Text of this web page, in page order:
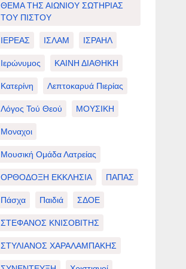
ΘΕΜΑ ΤΗΣ ΑΙΩΝΙΟΥ ΣΩΤΗΡΙΑΣ
ΤΟΥ ΠΙΣΤΟΥ
ΙΕΡΕΑΣ ΙΣΛΑΜ ΙΣΡΑΗΛ
Ιερώνυμος ΚΑΙΝΗ ΔΙΑΘΗΚΗ
Κατερίνη Λεπτοκαρυά Πιερίας
Λόγος Τού Θεού ΜΟΥΣΙΚΗ
Μοναχοι
Μουσική Ομάδα Λατρείας
ΟΡΘΟΔΟΞΗ ΕΚΚΛΗΣΙΑ ΠΑΠΑΣ
Πάσχα Παιδιά ΣΔΟΕ
ΣΤΕΦΑΝΟΣ ΚΝΙΣΟΒΙΤΗΣ
ΣΤΥΛΙΑΝΟΣ ΧΑΡΑΛΑΜΠΑΚΗΣ